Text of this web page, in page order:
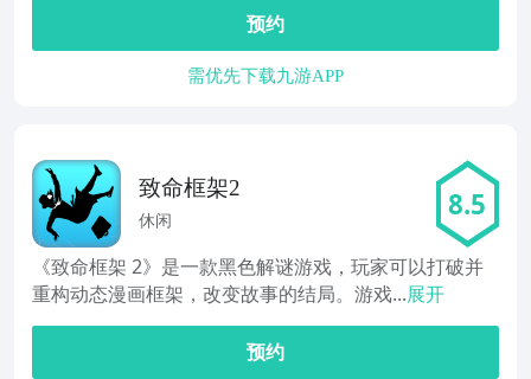
预约
需优先下载九游APP
致命框架2
休闲 8.5
《致命框架 2》是一款黑色解谜游戏，玩家可以打破并
重构动态漫画框架，改变故事的结局。游戏...展开
预约